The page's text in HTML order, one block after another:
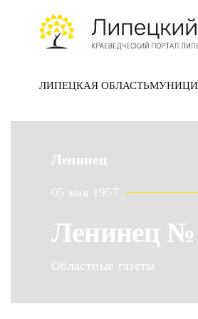
Skip to main content
ЛИПЕЦКАЯ ОБЛАСТЬ
Ленинец
05 мая 1957
Ленинец №
Областные газеты